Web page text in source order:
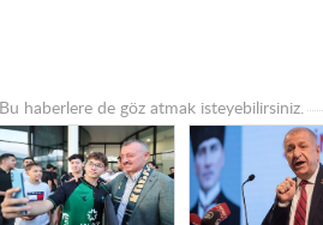
Bu haberlere de göz atmak isteyebilirsiniz.